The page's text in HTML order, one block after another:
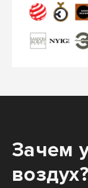
Зачем
воздух?